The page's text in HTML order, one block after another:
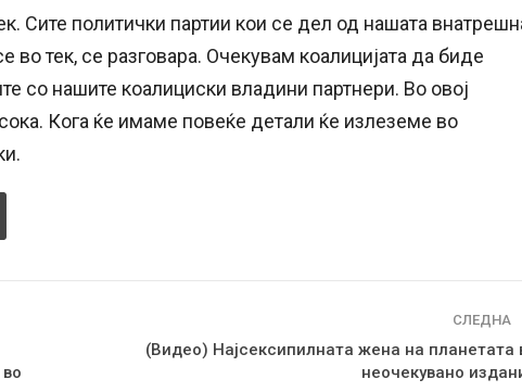
Сите политички партии кои се дел од нашата
во тек, се разговара. Очекувам коалицијата да биде
со нашите коалициски владини партнери. Во овој
Кога ќе имаме повеќе детали ќе излеземе во
СЛЕДНА
(Видео) Најсексипилната жена на планетата
неочекувано